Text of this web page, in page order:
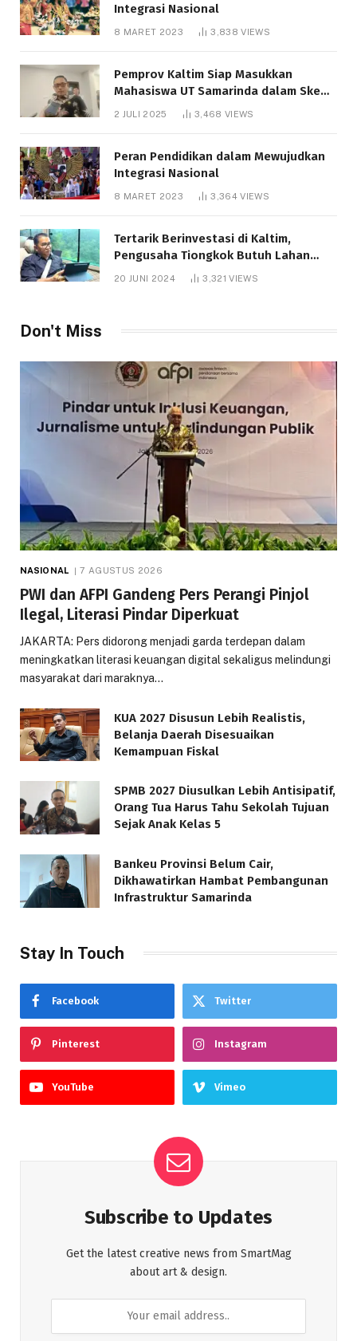
Integrasi Nasional
8 MARET 2023 3,838VIEWS
Pemprov Kaltim Siap Masukkan
Mahasiswa UT Samarinda dalam Skema
Bantuan Pendidikan Gratispol
2 JULI 2025 3,468 VIEWS
Peran Pendidikan dalam Mewujudkan
Integrasi Nasional
8 MARET 2023 3,364VIEWS
Tertarik Berinvestasi di Kaltim,
Pengusaha Tiongkok Butuh Lahan
1.000 Hektare
20 JUNI 2024 3,321VIEWS
Don't Miss
NASIONAL 7 AGUSTUS 2026
PWI dan AFPI Gandeng Pers Perangi Pinjol
Ilegal, Literasi Pindar Diperkuat
JAKARTA: Pers didorong menjadi garda terdepan dalam
meningkatkan literasi keuangan digital sekaligus melindungi
masyarakat dari maraknya…
KUA 2027 Disusun Lebih Realistis,
Belanja Daerah Disesuaikan
Kemampuan Fiskal
SPMB 2027 Diusulkan Lebih Antisipatif,
Orang Tua Harus Tahu Sekolah Tujuan
Sejak Anak Kelas 5
Bankeu Provinsi Belum Cair,
Dikhawatirkan Hambat Pembangunan
Infrastruktur Samarinda
Stay In Touch
Facebook Twitter
Pinterest Instagram
YouTube Vimeo
Subscribe to Updates
Get the latest creative news from SmartMag
about art & design.